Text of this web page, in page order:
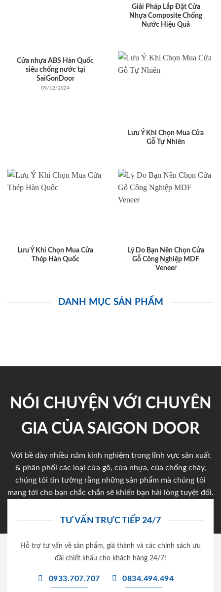
Giải Pháp Lắp Đặt Cửa
Nhựa Composite Chống
Nước Hiệu Quả
Cửa nhựa ABS Hàn Quốc
siêu chống nước tại
SaiGonDoor
09/12/2024
Lưu Ý Khi Chọn Mua Cửa
Gỗ Tự Nhiên
Lưu Ý Khi Chọn Mua Cửa
Thép Hàn Quốc
Lý Do Bạn Nên Chọn Cửa
Gỗ Công Nghiệp MDF
Veneer
DANH MỤC SẢN PHẨM
NÓI CHUYỆN VỚI CHUYÊN
GIA CỦA SAIGON DOOR
Với bề dày nhiều năm kinh nghiệm trong lĩnh vực sản xuất
& phân phối các loại cửa gỗ, cửa nhựa, của chống cháy,
chúng tôi tin tưởng rằng những sản phẩm mà chúng tôi
mang tới cho bạn chắc chắn sẽ khiến bạn hài lòng tuyệt đối.
TƯ VẤN TRỰC TIẾP 24/7
Hỗ trợ tư vấn về sản phẩm, giá thành và các chính sách ưu
đãi chiết khấu cho khách hàng 24/7!
0933.707.707 0834.494.494